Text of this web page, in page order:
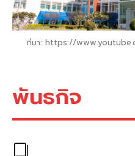
ที่มา: https://
พันธกิจ